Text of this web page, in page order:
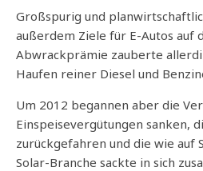
Großspurig und
außerdem Ziele für E-Autos auf
Abwrackprämie zauberte
Haufen reiner Diesel und
Um 2012 begannen aber die
Einspeisevergütungen sanken,
zurückgefahren und die wie auf
Solar-Branche sackte in sich